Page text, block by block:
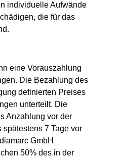
individuelle Aufwände
die für das
eine Vorauszahlung
Die Bezahlung des
definierten Preises
unterteilt. Die
Anzahlung vor der
7 Tage vor
GmbH
50% des in der